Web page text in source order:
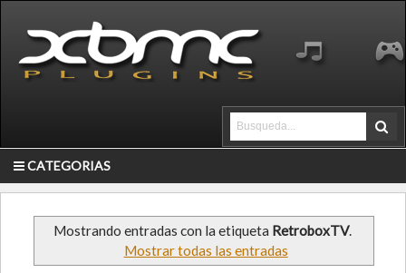
CATEGORIAS
Mostrando entradas con la etiqueta RetroboxTV.
Mostrar todas las entradas